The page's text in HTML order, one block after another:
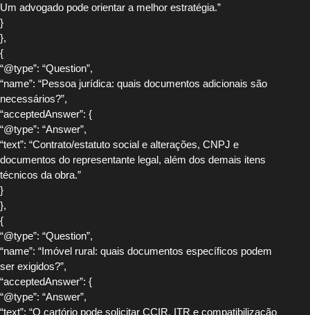
Um advogado pode orientar a melhor estratégia.”
}
},
{
“@type”: “Question”,
“name”: “Pessoa jurídica: quais documentos adicionais são
necessários?”,
“acceptedAnswer”: {
“@type”: “Answer”,
“text”: “Contrato/estatuto social e alterações, CNPJ e
documentos do representante legal, além dos demais itens
técnicos da obra.”
}
},
{
“@type”: “Question”,
“name”: “Imóvel rural: quais documentos específicos podem
ser exigidos?”,
“acceptedAnswer”: {
“@type”: “Answer”,
“text”: “O cartório pode solicitar CCIR, ITR e compatibilização